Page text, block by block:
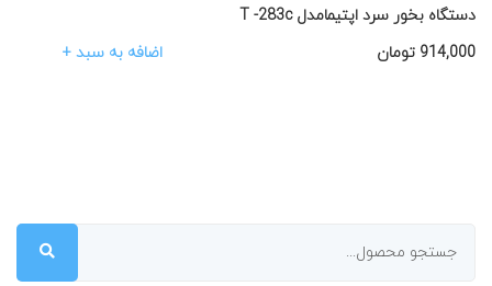
دستگاه بخور سرد اپتیمامدل T -283c
914,000 تومان اضافه به سبد +